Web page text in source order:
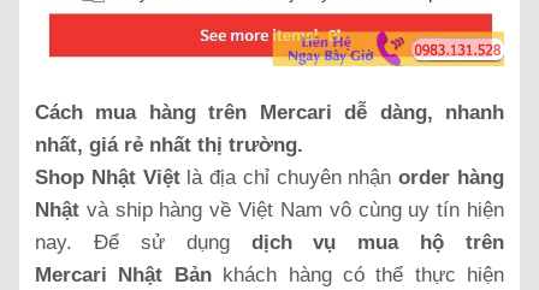
Cách mua hàng trên Mercari dễ dàng, nhanh
nhất, giá rẻ nhất thị trường.
Shop Nhật Việtlà địa chỉ chuyên nhậnorder hàng
Nhật và ship hàng về Việt Nam vô cùng uy tín hiện
nay. Để sử dụng dịch vụ mua hộ trên
Mercari Nhật Bảnkhách hàng có thể thực hiện